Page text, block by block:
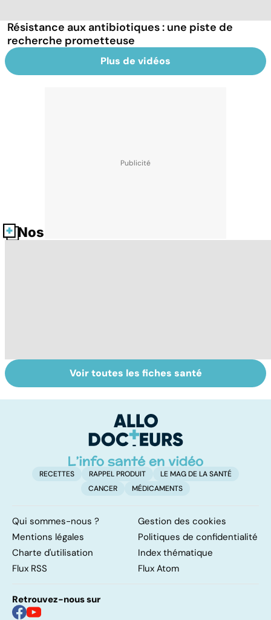
Résistance aux antibiotiques : une piste de
recherche prometteuse
Plus de vidéos
Nos fiches santé
Tout savoir sur
les infections
La tuberculose
pulmonaire
Voir toutes les fiches santé
RECETTES RAPPEL PRODUIT
LE MAG DE LA SANTÉ
CANCER
MÉDICAMENTS
Qui sommes-nous ?
Gestion des cookies
Mentions légales
Politiques de confidentialité
Charte d'utilisation
Index thématique
Flux RSS
Flux Atom
Retrouvez-nous sur